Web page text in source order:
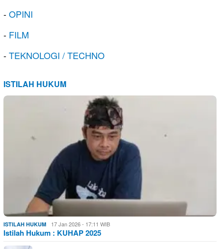
-OPINI
- FILM
-TEKNOLOGI / TECHNO
ISTILAH HUKUM
ISTILAH HUKUM 17 Jan 2026 - 17:11 WIB
Istilah Hukum : KUHAP 2025